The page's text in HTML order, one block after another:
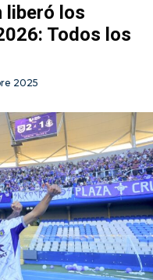
liberó los
Todos los
2025